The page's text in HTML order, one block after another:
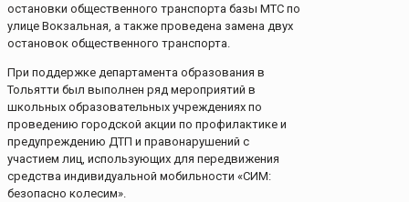
остановки общественного транспорта базы МТС по
улице Вокзальная, а также проведена замена двух
остановок общественного транспорта.
При поддержке департамента образования в
Тольятти был выполнен ряд мероприятий в
школьных образовательных учреждениях по
проведению городской акции по профилактике и
предупреждению ДТП и правонарушений с
участием лиц, использующих для передвижения
средства индивидуальной мобильности «СИМ:
безопасно колесим».